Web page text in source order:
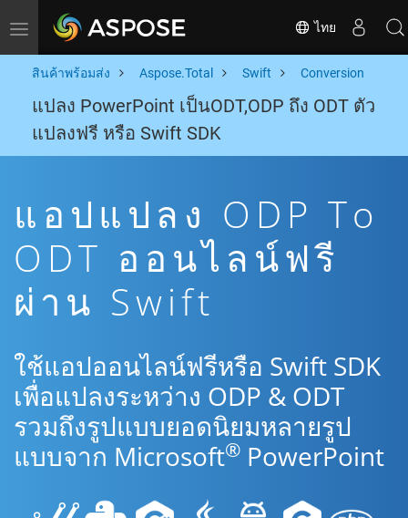
Toggle navigation ไทย
สินค้าพร้อมส่ง Aspose.Total Swift Conversion
แปลง PowerPoint เป็นODT,ODP ถึง ODT ตัว
แปลงฟรี หรือ Swift SDK
แอปแปลง ODP To
ODT ออนไลน์ฟรี
ผ่าน Swift
ใช้แอปออนไลน์ฟรีหรือ Swift SDK
เพื่อแปลงระหว่าง ODP & ODT
รวมถึงรูปแบบยอดนิยมหลายรูป
แบบจาก Microsoft® PowerPoint